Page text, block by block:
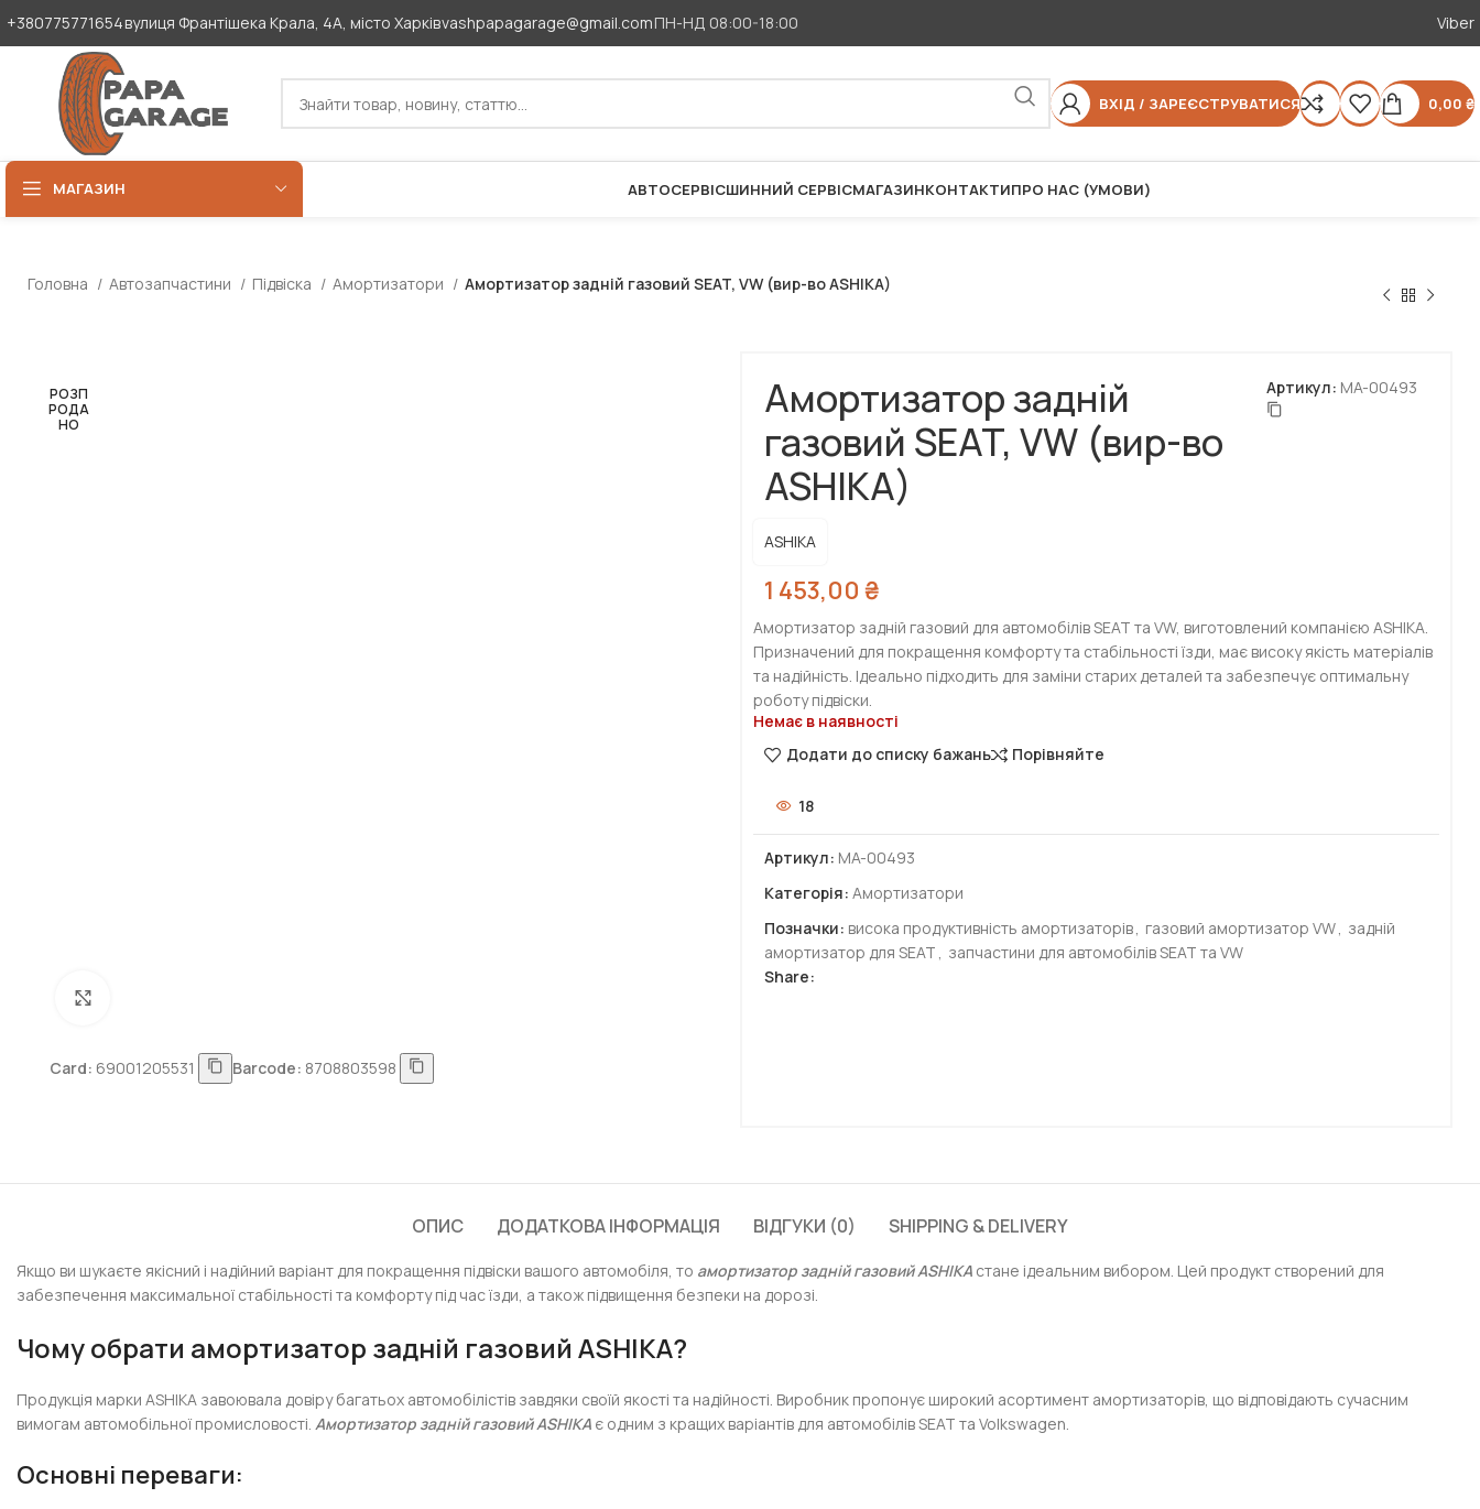
+380775771654вулиця Франтішека Крала, 4А, місто Харківvashpapagarage@gmail.comПН-НД 08:00-18:00 Viber
ВХІД / ЗАРЕЄСТРУВАТИСЯ 0,00 ₴
МАГАЗИН АВТОСЕРВІСШИННИЙ СЕРВІСМАГАЗИНКОНТАКТИПРО НАС (УМОВИ)
Головна Автозапчастини Підвіска Амортизатори Амортизатор задній газовий SEAT, VW (вир-во ASHIKA)
РОЗП
РОДА
НО
Card: 69001205531 Barcode: 8708803598
Амортизатор задній
газовий SEAT, VW (вир-во
ASHIKA)
Артикул: MA-00493
ASHIKA
1 453,00 ₴
Амортизатор задній газовий для автомобілів SEAT та VW, виготовлений компанією ASHIKA.
Призначений для покращення комфорту та стабільності їзди, має високу якість матеріалів
та надійність. Ідеально підходить для заміни старих деталей та забезпечує оптимальну
роботу підвіски.
Немає в наявності
Додати до списку бажань
Порівняйте
18
Артикул: MA-00493
Категорія: Амортизатори
Позначки: висока продуктивність амортизаторів, газовий амортизатор VW, задній
амортизатор для SEAT , запчастини для автомобілів SEAT та VW
Share:
ОПИС ДОДАТКОВА ІНФОРМАЦІЯ ВІДГУКИ (0) SHIPPING & DELIVERY
Якщо ви шукаєте якісний і надійний варіант для покращення підвіски вашого автомобіля, то амортизатор задній газовий ASHIKA стане ідеальним вибором. Цей продукт створений для
забезпечення максимальної стабільності та комфорту під час їзди, а також підвищення безпеки на дорозі.
Чому обрати амортизатор задній газовий ASHIKA?
Продукція марки ASHIKA завоювала довіру багатьох автомобілістів завдяки своїй якості та надійності. Виробник пропонує широкий асортимент амортизаторів, що відповідають сучасним
вимогам автомобільної промисловості.Амортизатор задній газовий ASHIKA є одним з кращих варіантів для автомобілів SEAT та Volkswagen.
Основні переваги: